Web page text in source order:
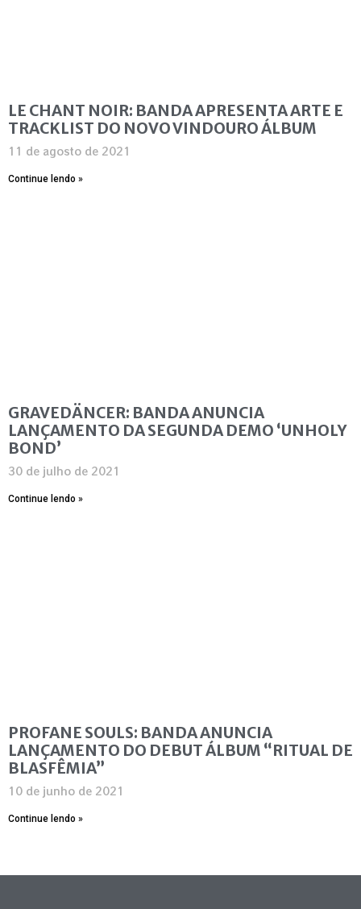
LE CHANT NOIR: BANDA APRESENTA ARTE E
TRACKLIST DO NOVO VINDOURO ÁLBUM
11 de agosto de 2021
Continue lendo »
GRAVEDÄNCER: BANDA ANUNCIA
LANÇAMENTO DA SEGUNDA DEMO ‘UNHOLY
BOND’
30 de julho de 2021
Continue lendo »
PROFANE SOULS: BANDA ANUNCIA
LANÇAMENTO DO DEBUT ÁLBUM “RITUAL DE
BLASFÊMIA”
10 de junho de 2021
Continue lendo »